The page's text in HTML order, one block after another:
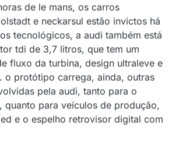
de le mans, os carros
e neckarsul estão invictos há
tecnológicos, a audi também está
tdi de 3,7 litros, que tem um
fluxo da turbina, design ultraleve e
o protótipo carrega, ainda, outras
pela audi, tanto para o
quanto para veículos de produção,
e o espelho retrovisor digital com